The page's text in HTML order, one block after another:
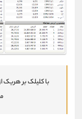
با کلیلک بر هریک